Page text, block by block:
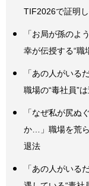
TIF2026で証明
「お局が孫のよ
幸が伝授する“職
「あの人がいる
職場の“毒社員”
「なぜ私が尻ぬ
か…」職場を荒
退法
「あの人がいる